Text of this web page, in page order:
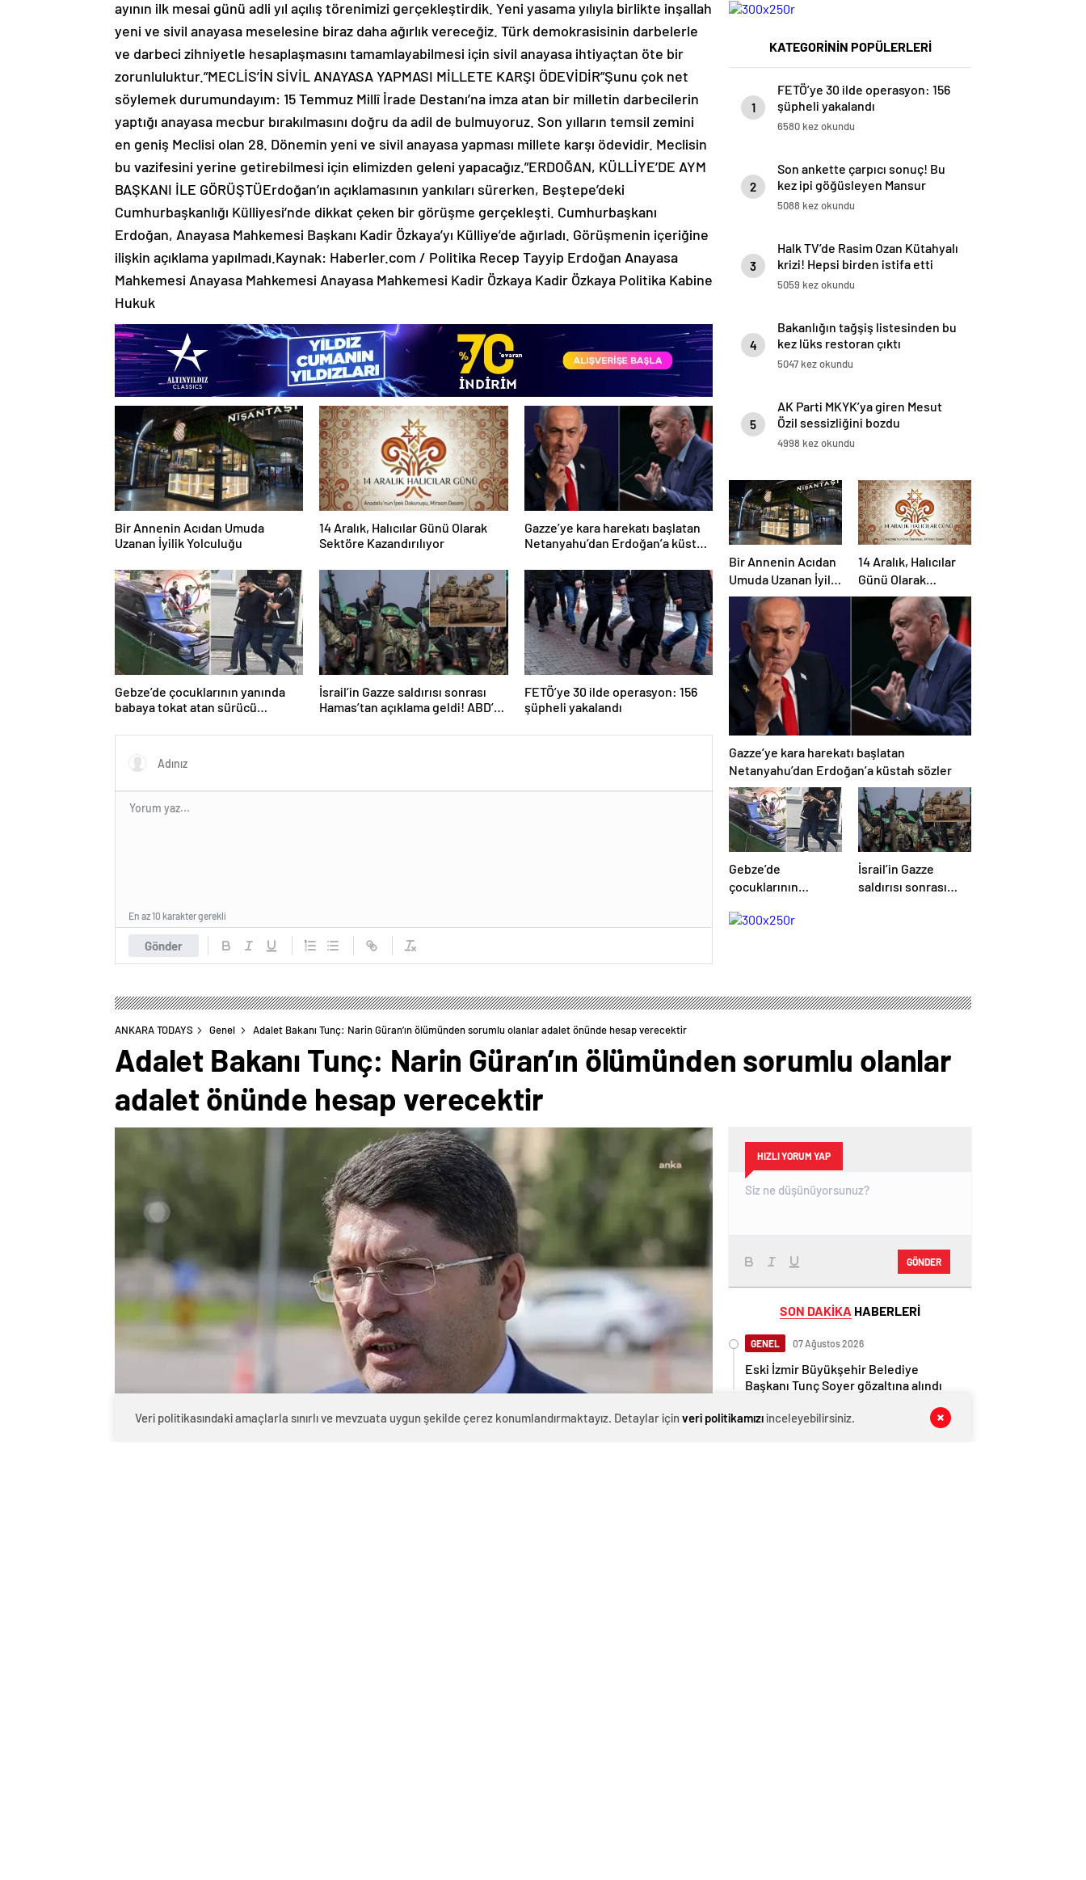
ayının ilk mesai günü adli yıl açılış törenimizi gerçekleştirdik. Yeni yasama yılıyla birlikte inşallah
yeni ve sivil anayasa meselesine biraz daha ağırlık vereceğiz. Türk demokrasisinin darbelerle
ve darbeci zihniyetle hesaplaşmasını tamamlayabilmesi için sivil anayasa ihtiyaçtan öte bir
zorunluluktur.”MECLİS’İN SİVİL ANAYASA YAPMASI MİLLETE KARŞI ÖDEVİDİR”Şunu çok net
söylemek durumundayım: 15 Temmuz Millî İrade Destanı’na imza atan bir milletin darbecilerin
yaptığı anayasa mecbur bırakılmasını doğru da adil de bulmuyoruz. Son yılların temsil zemini
en geniş Meclisi olan 28. Dönemin yeni ve sivil anayasa yapması millete karşı ödevidir. Meclisin
bu vazifesini yerine getirebilmesi için elimizden geleni yapacağız.”ERDOĞAN, KÜLLİYE’DE AYM
BAŞKANI İLE GÖRÜŞTÜErdoğan’ın açıklamasının yankıları sürerken, Beştepe’deki
Cumhurbaşkanlığı Külliyesi’nde dikkat çeken bir görüşme gerçekleşti. Cumhurbaşkanı
Erdoğan, Anayasa Mahkemesi Başkanı Kadir Özkaya’yı Külliye’de ağırladı. Görüşmenin içeriğine
ilişkin açıklama yapılmadı.Kaynak: Haberler.com / Politika Recep Tayyip Erdoğan Anayasa
Mahkemesi Anayasa Mahkemesi Anayasa Mahkemesi Kadir Özkaya Kadir Özkaya Politika Kabine
Hukuk
Bir Annenin Acıdan Umuda
Uzanan İyilik Yolculuğu
14 Aralık, Halıcılar Günü Olarak
Sektöre Kazandırılıyor
Gazze’ye kara harekatı başlatan
Netanyahu’dan Erdoğan’a küstah
Gebze’de çocuklarının yanında
babaya tokat atan sürücü
İsrail’in Gazze saldırısı sonrası
Hamas’tan açıklama geldi! ABD’yi
FETÖ’ye 30 ilde operasyon: 156
şüpheli yakalandı
Gönder
En az 10 karakter gerekli
KATEGORİNİN POPÜLERLERİ
1
FETÖ’ye 30 ilde operasyon: 156
şüpheli yakalandı
6580 kez okundu
2
Son ankette çarpıcı sonuç! Bu
kez ipi göğüsleyen Mansur
Yavaş oldu
5088 kez okundu
3
Halk TV’de Rasim Ozan Kütahyalı
krizi! Hepsi birden istifa etti
5059 kez okundu
4
Bakanlığın tağşiş listesinden bu
kez lüks restoran çıktı
5047 kez okundu
5
AK Parti MKYK’ya giren Mesut
Özil sessizliğini bozdu
4998 kez okundu
Bir Annenin Acıdan
Umuda Uzanan İyilik
Yolculuğu
14 Aralık, Halıcılar
Günü Olarak
Sektöre
Kazandırılıyor
Gazze’ye kara harekatı başlatan
Netanyahu’dan Erdoğan’a küstah sözler
Gebze’de
çocuklarının
tokat atan sürücü
İsrail’in Gazze
saldırısı sonrası
ANKARA TODAYS Genel Adalet Bakanı Tunç: Narin Güran’ın ölümünden sorumlu olanlar adalet önünde hesap verecektir
Adalet Bakanı Tunç: Narin Güran’ın ölümünden sorumlu olanlar
adalet önünde hesap verecektir
HIZLI YORUM YAP
GÖNDER
SON DAKİKA HABERLERİ
GENEL 07 Ağustos 2026
Eski İzmir Büyükşehir Belediye
Başkanı Tunç Soyer gözaltına alındı
GENEL 07 Ağustos 2026
Veri politikasındaki amaçlarla sınırlı ve mevzuata uygun şekilde çerez konumlandırmaktayız. Detaylar için veri politikamızıinceleyebilirsiniz.